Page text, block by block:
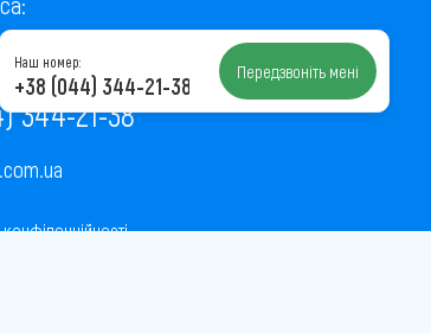
22/7, оф. 41
344-21-38
Наш номер:
+38 (044) 344-21-38 Передзвоніть мені